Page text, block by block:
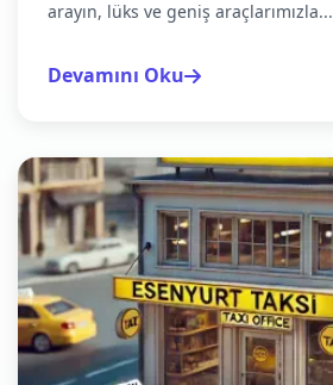
arayın, lüks ve geniş araçlarımızla...
Devamını Oku